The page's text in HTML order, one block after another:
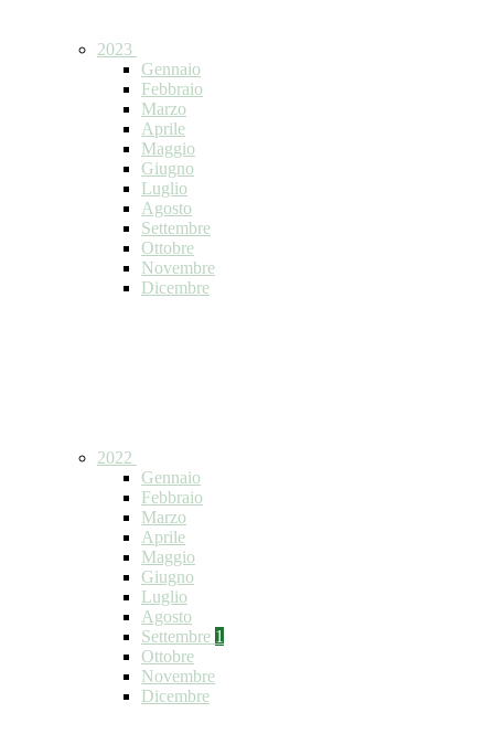
2023
Gennaio
Febbraio
Marzo
Aprile
Maggio
Giugno
Luglio
Agosto
Settembre
Ottobre
Novembre
Dicembre
2022
Gennaio
Febbraio
Marzo
Aprile
Maggio
Giugno
Luglio
Agosto
Settembre 1
Ottobre
Novembre
Dicembre